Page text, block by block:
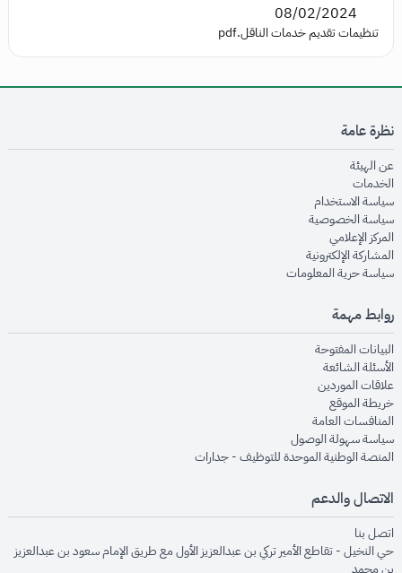
08/02/2024
تنظيمات تقديم خدمات الناقل.pdf
نظرة عامة
عن الهيئةopens in new window
الخدماتopens in new window
سياسة الاستخدام
سياسة الخصوصيةopens in new window
المركز الإعلاميopens in new window
المشاركة الإلكترونيةopens in new window
سياسة حرية المعلوماتopens in new window
روابط مهمة
البيانات المفتوحةopens in new window
الأسئلة الشائعةopens in new window
علاقات الموردينopens in new window
خريطة الموقعopens in new window
المنافسات العامةopens in new window
سياسة سهولة الوصولopens in new window
المنصة الوطنية الموحدة للتوظيف - جداراتopens in new window
الاتصال والدعم
اتصل بنا
حي النخيل - تقاطع الأمير تركي بن عبدالعزيز الأول مع طريق الإمام سعود بن عبدالعزيز
بن محمد